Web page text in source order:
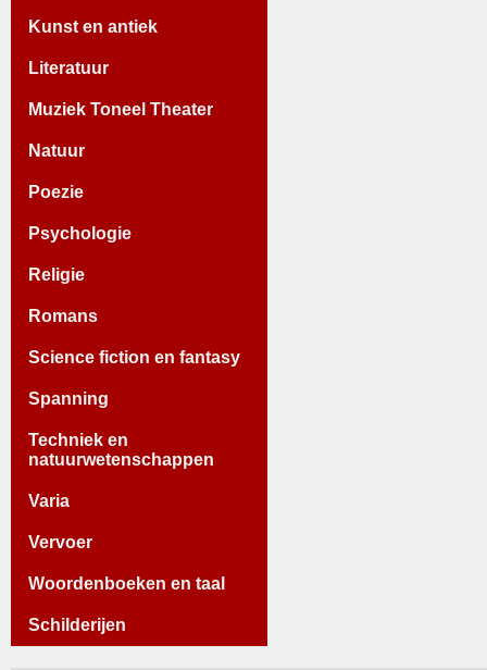
Kunst en antiek
Literatuur
Muziek Toneel Theater
Natuur
Poezie
Psychologie
Religie
Romans
Science fiction en fantasy
Spanning
Techniek en
natuurwetenschappen
Varia
Vervoer
Woordenboeken en taal
Schilderijen